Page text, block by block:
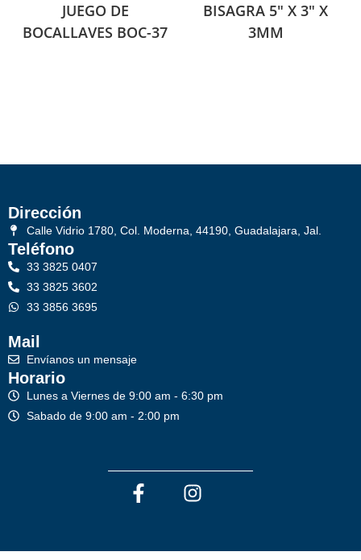
JUEGO DE
BOCALLAVES BOC-37
BISAGRA 5″ X 3″ X
3MM
Dirección
Calle Vidrio 1780, Col. Moderna, 44190, Guadalajara, Jal.
Teléfono
33 3825 0407
33 3825 3602
33 3856 3695
Mail
Envíanos un mensaje
Horario
Lunes a Viernes de 9:00 am - 6:30 pm
Sabado de 9:00 am - 2:00 pm